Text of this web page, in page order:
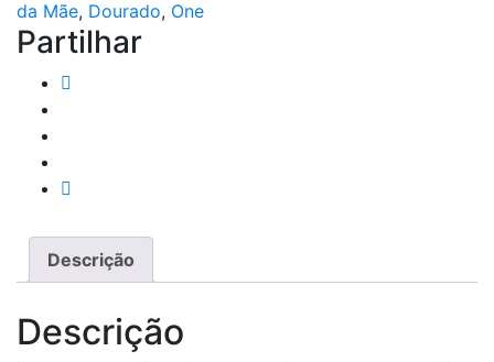
Toda
-
Edição
da Mãe, Dourado, One
Partilhar
Descrição
Descrição